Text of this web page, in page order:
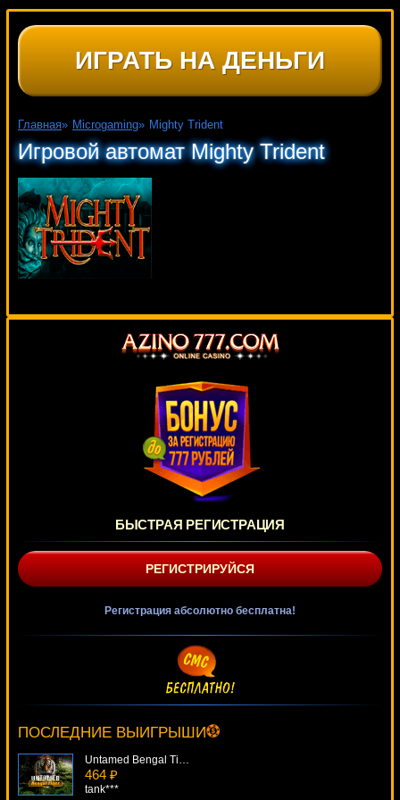
ИГРАТЬ НА ДЕНЬГИ
Главная» Microgaming» Mighty Trident
Игровой автомат Mighty Trident
БЫСТРАЯ РЕГИСТРАЦИЯ
РЕГИСТРИРУЙСЯ
Регистрация абсолютно бесплатна!
ПОСЛЕДНИЕ ВЫИГРЫШИ
aleg***
464 ₽
tank***